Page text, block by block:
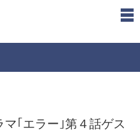
｢エラー｣第４話ゲス